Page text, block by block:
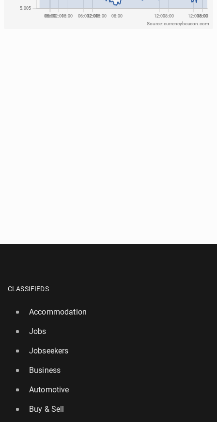
Source: currencybeacon.com
CLASSIFIEDS
Accommodation
Jobs
Jobseekers
Business
Automotive
Buy & Sell